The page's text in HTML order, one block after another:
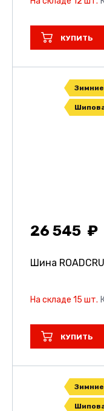
КУПИТЬ
Зимние
26 545
Шина
На складе 15 шт.
КУПИТЬ
Зимние